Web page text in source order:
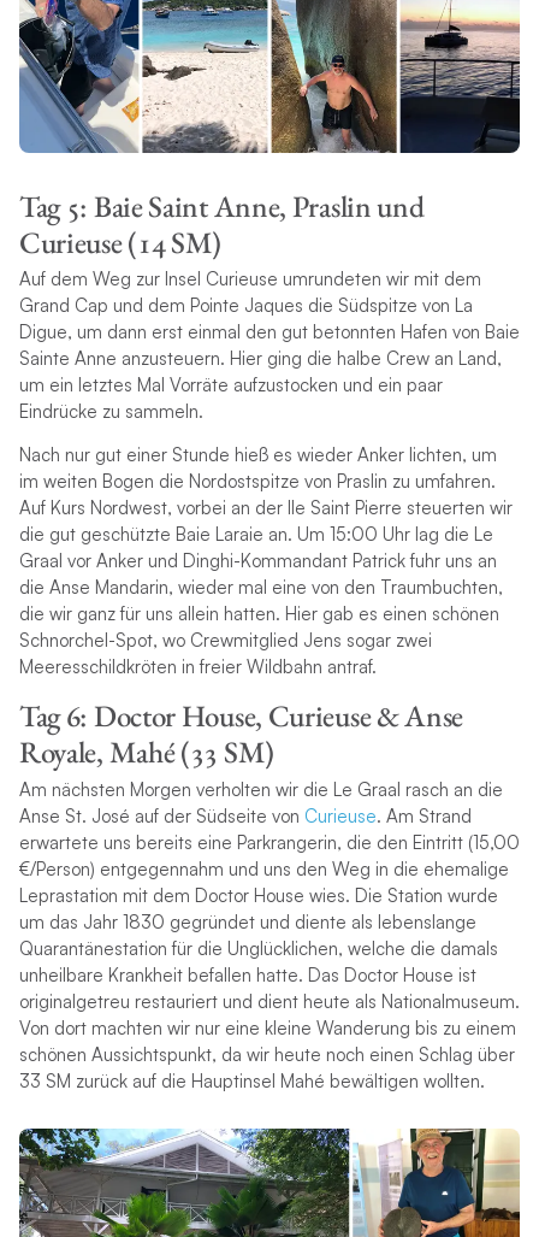
Tag 5: Baie Saint Anne, Praslin und
Curieuse (14 SM)
Auf dem Weg zur Insel Curieuse umrundeten wir mit dem
Grand Cap und dem Pointe Jaques die Südspitze von La
Digue, um dann erst einmal den gut betonnten Hafen von Baie
Sainte Anne anzusteuern. Hier ging die halbe Crew an Land,
um ein letztes Mal Vorräte aufzustocken und ein paar
Eindrücke zu sammeln.
Nach nur gut einer Stunde hieß es wieder Anker lichten, um
im weiten Bogen die Nordostspitze von Praslin zu umfahren.
Auf Kurs Nordwest, vorbei an der Ile Saint Pierre steuerten wir
die gut geschützte Baie Laraie an. Um 15:00 Uhr lag die Le
Graal vor Anker und Dinghi-Kommandant Patrick fuhr uns an
die Anse Mandarin, wieder mal eine von den Traumbuchten,
die wir ganz für uns allein hatten. Hier gab es einen schönen
Schnorchel-Spot, wo Crewmitglied Jens sogar zwei
Meeresschildkröten in freier Wildbahn antraf.
Tag 6: Doctor House, Curieuse & Anse
Royale, Mahé (33 SM)
Am nächsten Morgen verholten wir die Le Graal rasch an die
Anse St. José auf der Südseite von Curieuse. Am Strand
erwartete uns bereits eine Parkrangerin, die den Eintritt (15,00
€/Person) entgegennahm und uns den Weg in die ehemalige
Leprastation mit dem Doctor House wies. Die Station wurde
um das Jahr 1830 gegründet und diente als lebenslange
Quarantänestation für die Unglücklichen, welche die damals
unheilbare Krankheit befallen hatte. Das Doctor House ist
originalgetreu restauriert und dient heute als Nationalmuseum.
Von dort machten wir nur eine kleine Wanderung bis zu einem
schönen Aussichtspunkt, da wir heute noch einen Schlag über
33 SM zurück auf die Hauptinsel Mahé bewältigen wollten.